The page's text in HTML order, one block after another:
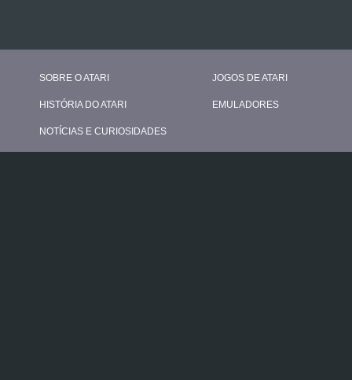
SOBRE O ATARI
HISTÓRIA DO ATARI
NOTÍCIAS E CURIOSIDADES
JOGOS DE ATARI
EMULADORES